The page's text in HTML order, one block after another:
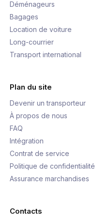
Déménageurs
Bagages
Location de voiture
Long-courrier
Transport international
Plan du site
Devenir un transporteur
À propos de nous
FAQ
Intégration
Contrat de service
Politique de confidentialité
Assurance marchandises
Contacts